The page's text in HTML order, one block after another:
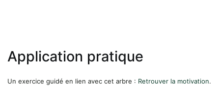
Application pratique
Un exercice guidé en lien avec cet arbre : Retrouver la motivation.